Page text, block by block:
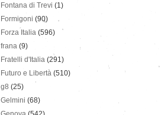
Fontana di Trevi (1)
Formigoni (90)
Forza Italia (596)
frana (9)
Fratelli d'Italia (291)
Futuro e Libertà (510)
g8 (25)
Gelmini (68)